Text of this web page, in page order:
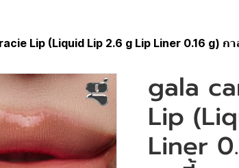
Lip (Liquid Lip 2.6 g Lip Liner 0.16 g) ก
gala
Lip
Liner